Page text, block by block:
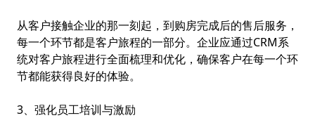
从客户接触企业的那一刻起，到购房完成后的售后服务，
每一个环节都是客户旅程的一部分。企业应通过CRM系
统对客户旅程进行全面梳理和优化，确保客户在每一个环
节都能获得良好的体验。
3、强化员工培训与激励